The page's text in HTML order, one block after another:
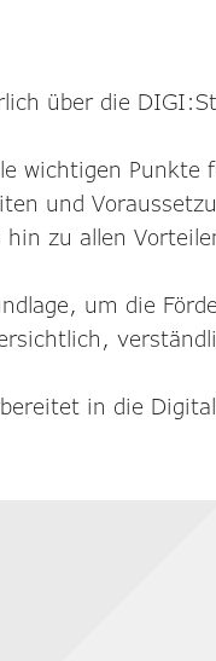
über die
wichtigen Punkte
und
zu allen
um die
in die